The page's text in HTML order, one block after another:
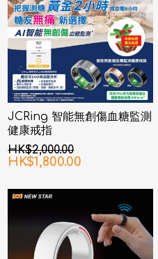
JCRing 智能無創傷血糖監測
健康戒指
HK$2,000.00
HK$1,800.00